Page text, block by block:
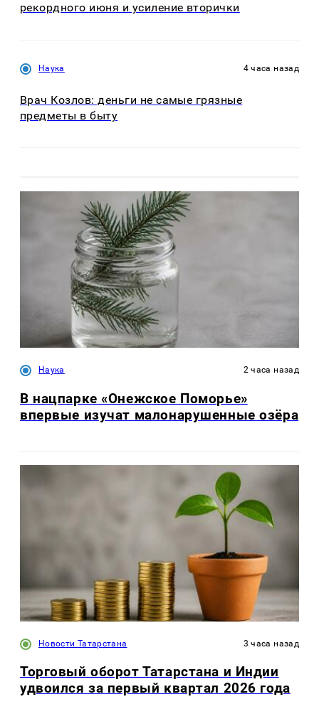
рекордного июня и усиление вторички
Наука 4 часа назад
Врач Козлов: деньги не самые грязные
предметы в быту
Наука 2 часа назад
В нацпарке «Онежское Поморье»
впервые изучат малонарушенные озёра
Новости Татарстана 3 часа назад
Торговый оборот Татарстана и Индии
удвоился за первый квартал 2026 года